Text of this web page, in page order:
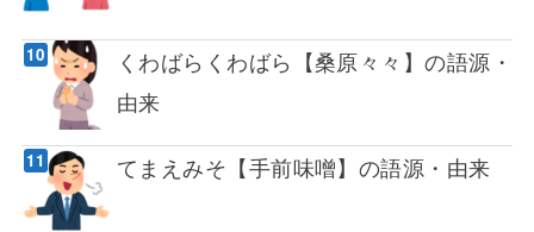
くわばらくわばら【桑原々々】の語源・
由来
てまえみそ【手前味噌】の語源・由来